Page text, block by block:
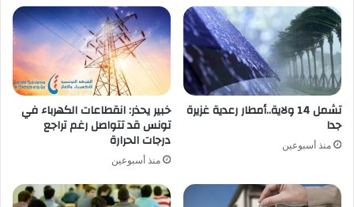
تشمل 14 ولاية..أمطار رعدية غزيرة
جدا
منذ أسبوعين
خبير يحذر: انقطاعات الكهرباء في
تونس قد تتواصل رغم تراجع
درجات الحرارة
منذ أسبوعين